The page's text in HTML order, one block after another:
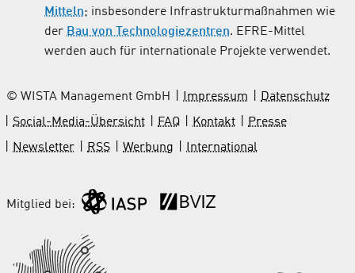
Mitteln; insbesondere Infrastrukturmaßnahmen wie
der Bau von Technologiezentren. EFRE-Mittel
werden auch für internationale Projekte verwendet.
© WISTA Management GmbH Impressum
Datenschutz
Social-Media-Übersicht
FAQ Kontakt
Presse
Newsletter
RSS Werbung International
Mitglied bei: